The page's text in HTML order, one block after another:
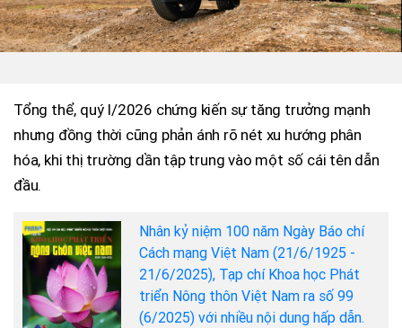
Tổng thể, quý I/2026 chứng kiến sự tăng trưởng mạnh
nhưng đồng thời cũng phản ánh rõ nét xu hướng phân
hóa, khi thị trường dần tập trung vào một số cái tên dẫn
đầu.
Nhân kỷ niệm 100 năm Ngày Báo chí
Cách mạng Việt Nam (21/6/1925 -
21/6/2025), Tạp chí Khoa học Phát
triển Nông thôn Việt Nam ra số 99
(6/2025) với nhiều nội dung hấp dẫn.